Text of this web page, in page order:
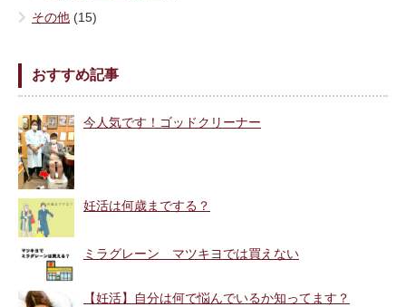
その他 (15)
おすすめ記事
今人気です！ゴッドクリーナー
妊活は何歳までする？
ミラグレーン マツキヨでは買えない
【妊活】自分は何で悩んでいるか知ってます？